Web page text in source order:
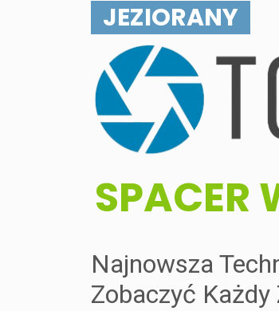
JEZIORANY
​SPACER
Najnowsza
Zobaczyć